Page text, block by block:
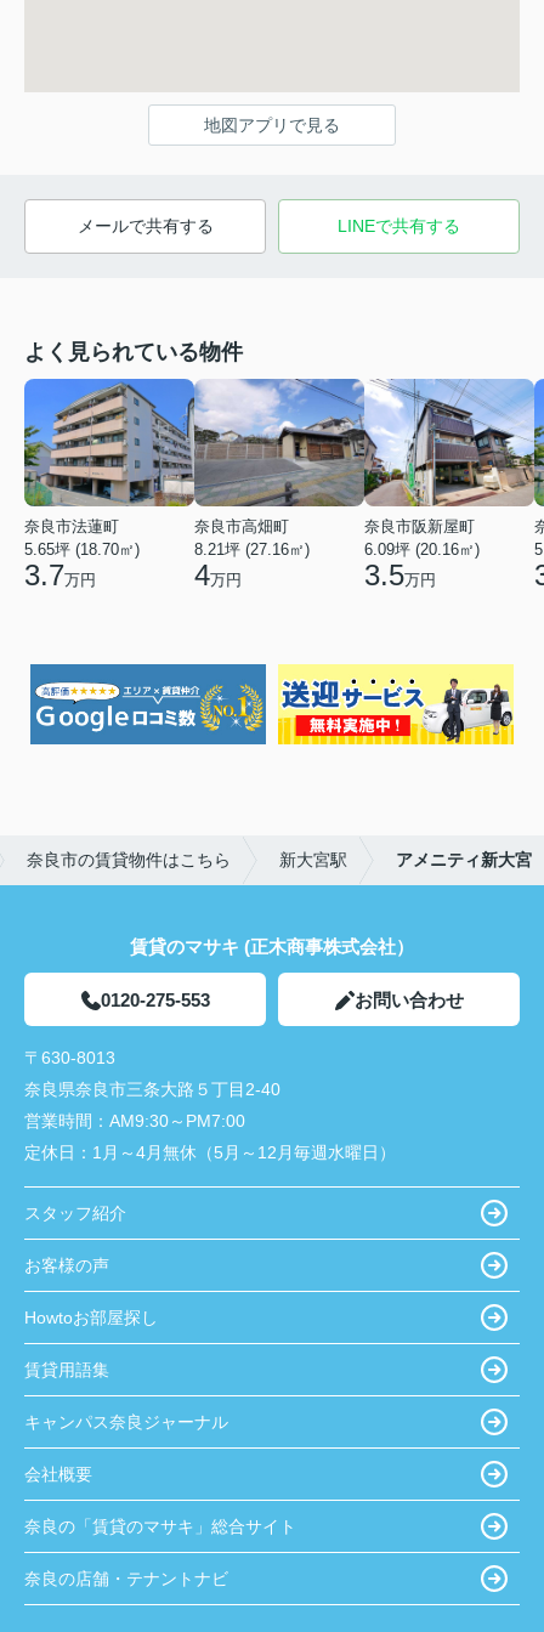
地図アプリで見る
メールで共有する LINEで共有する
よく見られている物件
奈良市法蓮町
5.65坪 (18.70㎡)
3.7万円
奈良市高畑町
8.21坪 (27.16㎡)
4万円
奈良市阪新屋町
6.09坪 (20.16㎡)
3.5万円
奈良市の賃貸物件はこちら 新大宮駅 アメニティ新大宮
賃貸のマサキ (正木商事株式会社）
0120-275-553 お問い合わせ
〒630-8013
奈良県奈良市三条大路５丁目2-40
営業時間： AM9:30～PM7:00
定休日： 1月～4月無休（5月～12月毎週水曜日）
スタッフ紹介
お客様の声
Howtoお部屋探し
賃貸用語集
キャンパス奈良ジャーナル
会社概要
奈良の「賃貸のマサキ」総合サイト
奈良の店舗・テナントナビ